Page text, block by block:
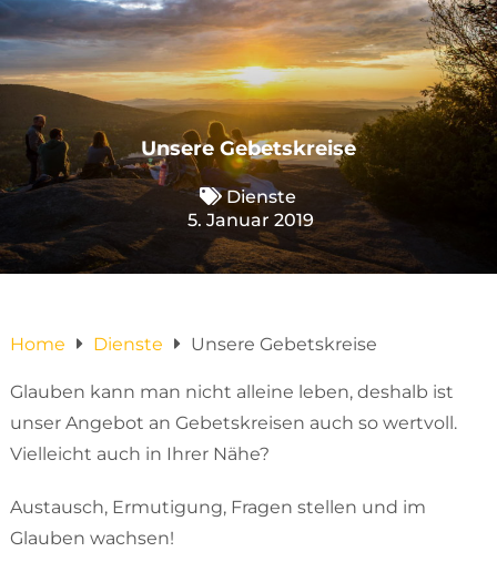
Unsere Gebetskreise
Dienste
5. Januar 2019
Home Dienste Unsere Gebetskreise
Glauben kann man nicht alleine leben, deshalb ist
unser Angebot an Gebetskreisen auch so wertvoll.
Vielleicht auch in Ihrer Nähe?
Austausch, Ermutigung, Fragen stellen und im
Glauben wachsen!